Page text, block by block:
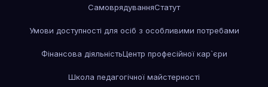
СамоврядуванняСтатут
Умови доступності для осіб з особливими потребами
Фінансова діяльністьЦентр професійної кар`єри
Школа педагогічної майстерності